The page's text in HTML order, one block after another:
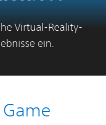
Virtual-Reality-
ein.